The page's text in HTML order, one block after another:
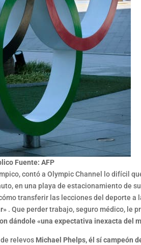
Fuente: AFP
contó a Olympic Channel lo difícil
en una playa de estacionamiento de
transferir las lecciones del deporte a
. Que perder trabajo, seguro médico, le
dándole «una expectativa inexacta del
relevos Michael Phelps, él sí campeón